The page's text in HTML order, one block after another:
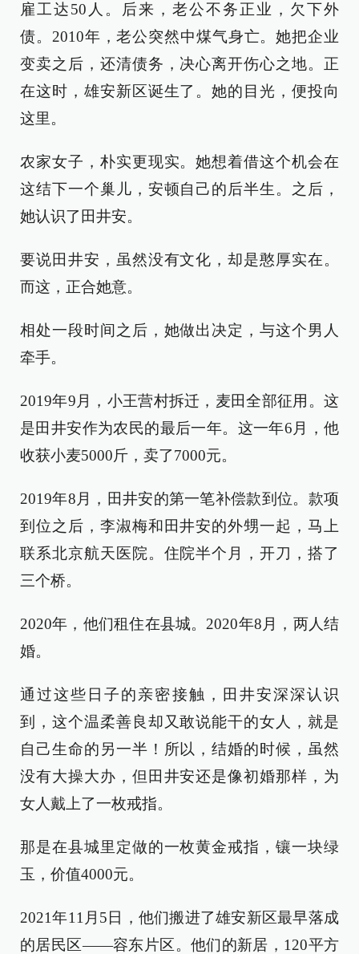
雇工达50人。后来，老公不务正业，欠下外
债。2010年，老公突然中煤气身亡。她把企业
变卖之后，还清债务，决心离开伤心之地。正
在这时，雄安新区诞生了。她的目光，便投向
这里。
农家女子，朴实更现实。她想着借这个机会在
这结下一个巢儿，安顿自己的后半生。之后，
她认识了田井安。
要说田井安，虽然没有文化，却是憨厚实在。
而这，正合她意。
相处一段时间之后，她做出决定，与这个男人
牵手。
2019年9月，小王营村拆迁，麦田全部征用。这
是田井安作为农民的最后一年。这一年6月，他
收获小麦5000斤，卖了7000元。
2019年8月，田井安的第一笔补偿款到位。款项
到位之后，李淑梅和田井安的外甥一起，马上
联系北京航天医院。住院半个月，开刀，搭了
三个桥。
2020年，他们租住在县城。2020年8月，两人结
婚。
通过这些日子的亲密接触，田井安深深认识
到，这个温柔善良却又敢说能干的女人，就是
自己生命的另一半！所以，结婚的时候，虽然
没有大操大办，但田井安还是像初婚那样，为
女人戴上了一枚戒指。
那是在县城里定做的一枚黄金戒指，镶一块绿
玉，价值4000元。
2021年11月5日，他们搬进了雄安新区最早落成
的居民区——容东片区。他们的新居，120平方